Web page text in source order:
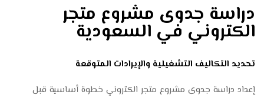
دراسة جدوى مشروع متجر
الكتروني في السعودية
تحديد التكاليف التشغيلية والإيرادات المتوقعة
إعداد دراسة جدوى مشروع متجر الكتروني خطوة أساسية قبل